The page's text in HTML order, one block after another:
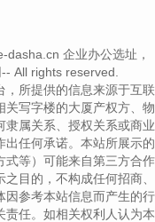
企业办公选址，
All rights reserved.
所提供的信息来源于互联
关写字楼的大厦产权方、物
隶属关系、授权关系或商业
任何承诺。本站所展示的
式等）可能来自第三方合作
目的，不构成任何招商、
因参考本站信息而产生的行
责任。如相关权利人认为本